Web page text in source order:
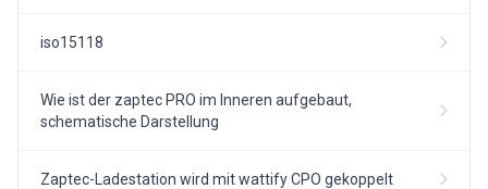
iso15118
Wie ist der zaptec PRO im Inneren aufgebaut,
schematische Darstellung
Zaptec-Ladestation wird mit wattify CPO gekoppelt